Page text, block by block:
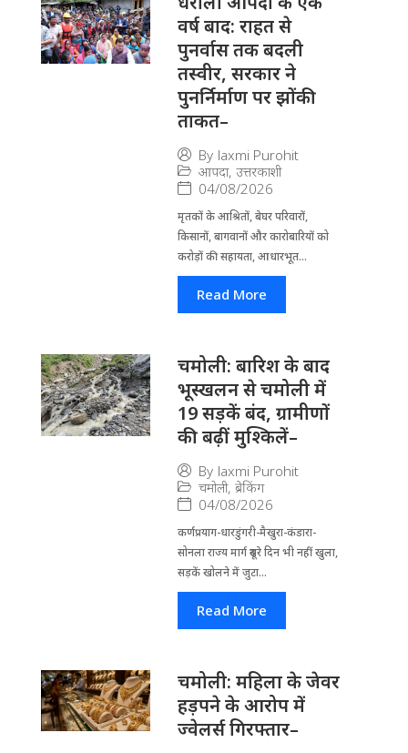
वर्ष बाद: राहत से
पुनर्वास तक बदली
तस्वीर, सरकार ने
पुनर्निर्माण पर झोंकी
ताकत–
By laxmi Purohit
आपदा, उत्तरकाशी
04/08/2026
मृतकों के आश्रितों, बेघर परिवारों,
किसानों, बागवानों और कारोबारियों को
करोड़ों की सहायता, आधारभूत...
Read More
चमोली: बारिश के बाद
भूस्खलन से चमोली में
19 सड़कें बंद, ग्रामीणों
की बढ़ीं मुश्किलें–
By laxmi Purohit
चमोली, ब्रेकिंग
04/08/2026
कर्णप्रयाग-धारडुंगरी-मैखुरा-कंडारा-
सोनला राज्य मार्ग दूसरे दिन भी नहीं खुला,
सड़कें खोलने में जुटा...
Read More
चमोली: महिला के जेवर
हड़पने के आरोप में
ज्वेलर्स गिरफ्तार–